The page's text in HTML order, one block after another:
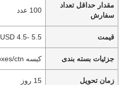
مقدار حداقل تعداد
سفارش
100 عدد
قیمت USD 4.5- 5.5
جزئیات بسته بندی کیسه 1pc/opp، 15pcs/box، 2boxes/ctn
زمان تحویل 15 روز